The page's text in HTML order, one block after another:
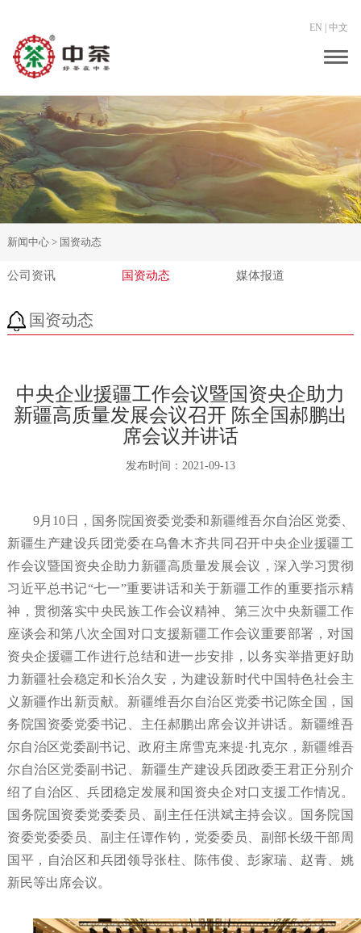
EN 中文
新闻中心 > 国资动态
公司资讯 国资动态 媒体报道
国资动态
中央企业援疆工作会议暨国资央企助力
新疆高质量发展会议召开 陈全国郝鹏出
席会议并讲话
发布时间： 2021-09-13
9月10日，国务院国资委党委和新疆维吾尔自治区党委、
新疆生产建设兵团党委在乌鲁木齐共同召开中央企业援疆工
作会议暨国资央企助力新疆高质量发展会议，深入学习贯彻
习近平总书记“七一”重要讲话和关于新疆工作的重要指示精
神，贯彻落实中央民族工作会议精神、第三次中央新疆工作
座谈会和第八次全国对口支援新疆工作会议重要部署，对国
资央企援疆工作进行总结和进一步安排，以务实举措更好助
力新疆社会稳定和长治久安，为建设新时代中国特色社会主
义新疆作出新贡献。新疆维吾尔自治区党委书记陈全国，国
务院国资委党委书记、主任郝鹏出席会议并讲话。新疆维吾
尔自治区党委副书记、政府主席雪克来提·扎克尔，新疆维吾
尔自治区党委副书记、新疆生产建设兵团政委王君正分别介
绍了自治区、兵团稳定发展和国资央企对口支援工作情况。
国务院国资委党委委员、副主任任洪斌主持会议。国务院国
资委党委委员、副主任谭作钧，党委委员、副部长级干部周
国平，自治区和兵团领导张柱、陈伟俊、彭家瑞、赵青、姚
新民等出席会议。